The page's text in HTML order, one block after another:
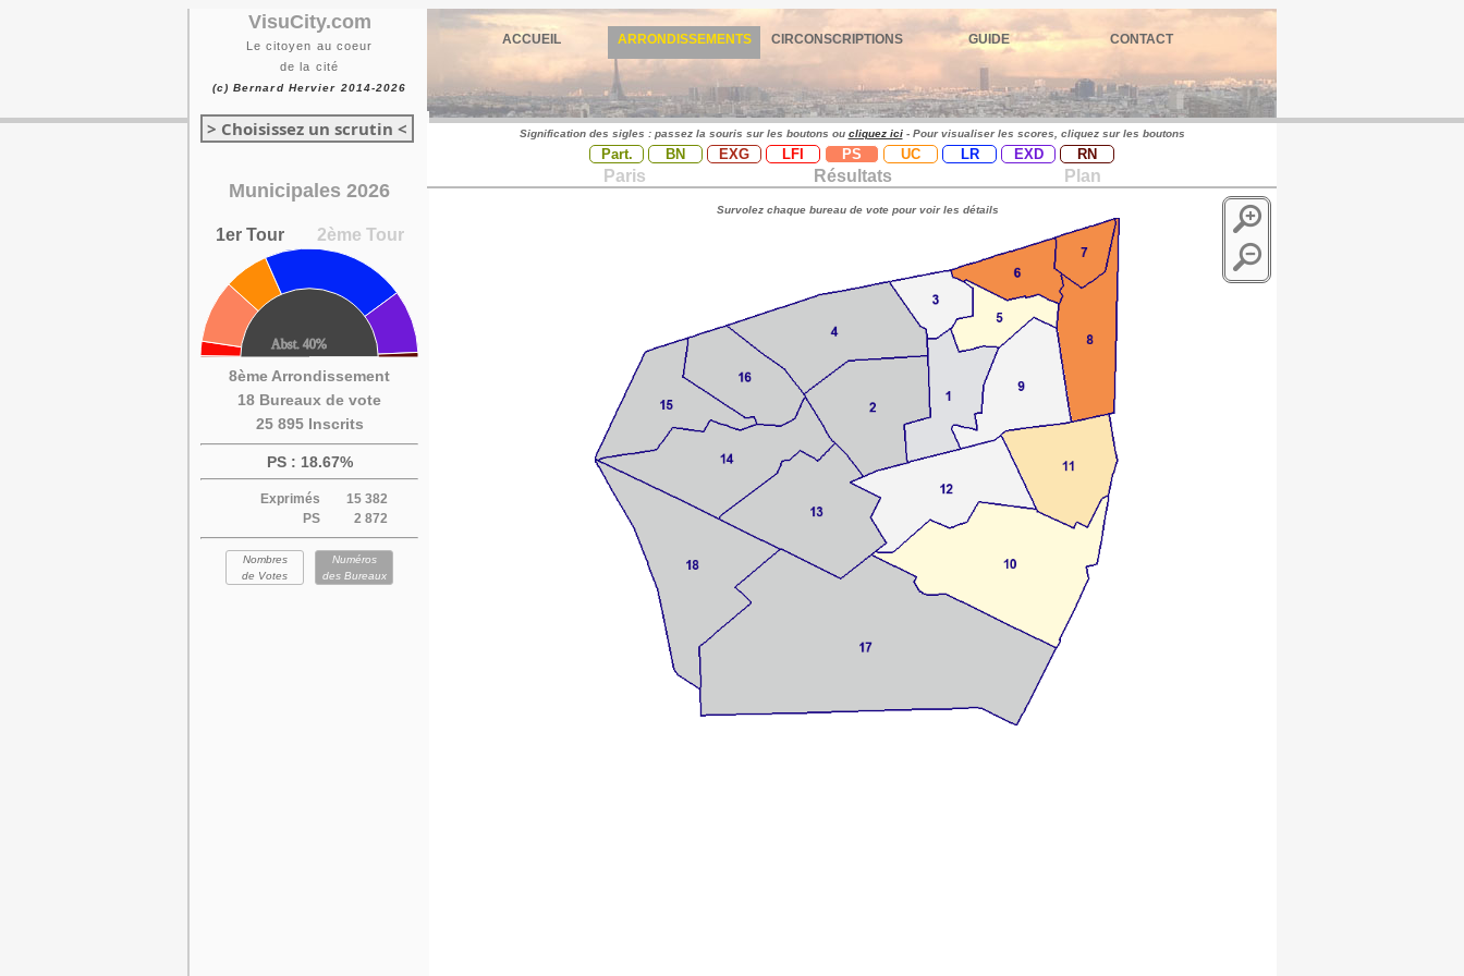
VisuCity.com
Le citoyen au coeur
de la cité
(c) Bernard Hervier 2014-2026
ACCUEIL ARRONDISSEMENTS CIRCONSCRIPTIONS GUIDE CONTACT
> Choisissez un scrutin <
Municipales 2026
1er Tour 2ème Tour
8ème Arrondissement
18 Bureaux de vote
25 895 Inscrits
PS : 18.67%
Exprimés
15 382
PS
2 872
Nombres
de Votes
Numéros
des Bureaux
Signification des sigles : passez la souris sur les boutons ou cliquez ici- Pour visualiser les scores, cliquez sur les boutons
Part. BN EXG LFI PS UC LR EXD RN
Paris Résultats Plan
Survolez chaque bureau de vote pour voir les détails